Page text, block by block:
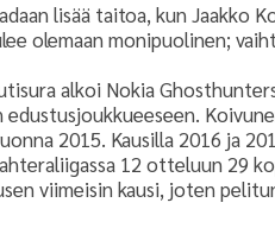
lisää taitoa, kun
olemaan monipuolinen;
alkoi Nokia
edustusjoukkueeseen.
2015. Kausilla 2016 ja
12 otteluun 29
viimeisin kausi, joten